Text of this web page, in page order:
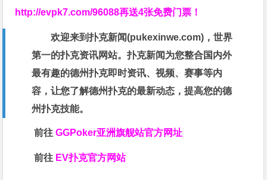
http://evpk7.com/96088再送4张免费门票！
欢迎来到扑克新闻(pukexinwe.com)，世界
第一的扑克资讯网站。扑克新闻为您整合国内外
最有趣的德州扑克即时资讯、视频、赛事等内
容，让您了解德州扑克的最新动态，提高您的德
州扑克技能。
前往GGPoker亚洲旗舰站官方网址
前往 EV扑克官方网站